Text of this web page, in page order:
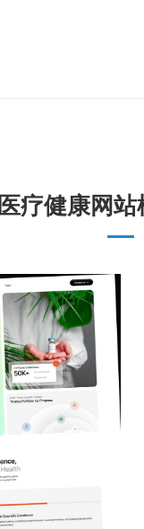
医疗健康网